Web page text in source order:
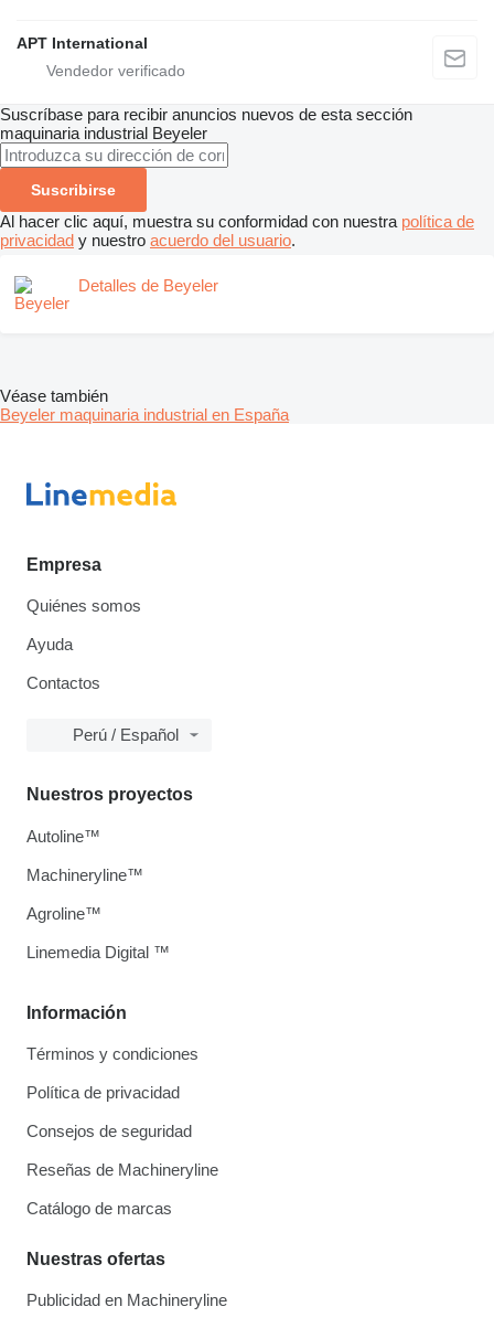
APT International
Suscríbase para recibir anuncios nuevos de esta sección
maquinaria industrial Beyeler
Suscribirse
Al hacer clic aquí, muestra su conformidad con nuestra política de
privacidad y nuestro acuerdo del usuario.
Detalles de Beyeler
Véase también
Beyeler maquinaria industrial en España
Empresa
Quiénes somos
Ayuda
Contactos
Perú / Español
Información
Términos y condiciones
Política de privacidad
Consejos de seguridad
Reseñas de Machineryline
Catálogo de marcas
Nuestras ofertas
Publicidad en Machineryline
Nuestros proyectos
Autoline™
Machineryline™
Agroline™
Linemedia Digital ™